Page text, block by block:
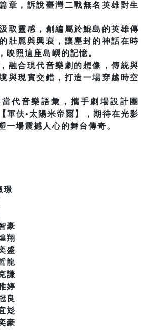
章，訴說臺灣二戰無名英雄對生
取靈感，創編屬於鯤島的英雄傳
壯麗與興衰，讓塵封的神話在時
映照這座島嶼的記憶。
融合現代音樂劇的想像，傳統與
與現實交錯，打造一場穿越時空
當代音樂語彙，攜手劇場設計團
軍伕•太陽米帝爾】，期待在光影
一場震撼人心的舞台傳奇。
璟
豪
翔
盛
龍
謙
婷
良
彣
豪